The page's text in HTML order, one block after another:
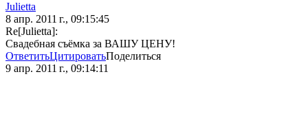
Julietta
8 апр. 2011 г., 09:15:45
Re[Julietta]:
Свадебная съёмка за ВАШУ ЦЕНУ!
ОтветитьЦитироватьПоделиться
9 апр. 2011 г., 09:14:11